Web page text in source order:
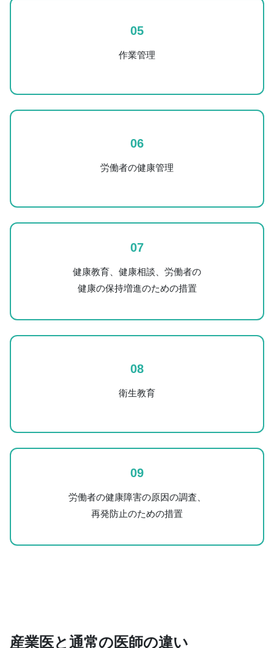
05
作業管理
06
労働者の健康管理
07
健康教育、健康相談、労働者の
健康の保持増進のための措置
08
衛生教育
09
労働者の健康障害の原因の調査、
再発防止のための措置
産業医と通常の医師の違い